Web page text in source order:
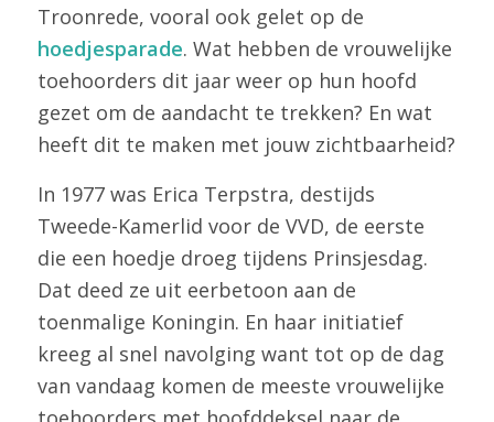
Troonrede, vooral ook gelet op de
hoedjesparade. Wat hebben de vrouwelijke
toehoorders dit jaar weer op hun hoofd
gezet om de aandacht te trekken? En wat
heeft dit te maken met jouw zichtbaarheid?
In 1977 was Erica Terpstra, destijds
Tweede-Kamerlid voor de VVD, de eerste
die een hoedje droeg tijdens Prinsjesdag.
Dat deed ze uit eerbetoon aan de
toenmalige Koningin. En haar initiatief
kreeg al snel navolging want tot op de dag
van vandaag komen de meeste vrouwelijke